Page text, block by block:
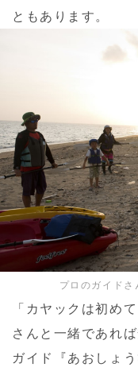
ともあります。
プロのガイド
「カヤックは初め
さんと一緒であれ
ガイド『あおしょ